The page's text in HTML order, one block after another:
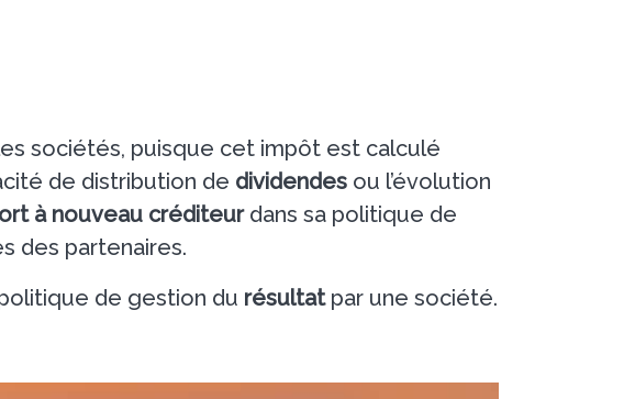
sociétés, puisque cet impôt est calculé
de distribution de dividendes ou l’évolution
à nouveau créditeurdans sa politique de
des partenaires.
de gestion du résultatpar une société.